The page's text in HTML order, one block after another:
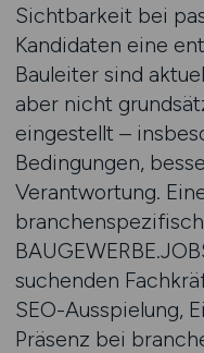
Sichtbarkeit bei
Kandidaten eine
Bauleiter sind
aber nicht
eingestellt –
Bedingungen,
Verantwortung.
suchenden
SEO-Ausspielung,
Präsenz bei